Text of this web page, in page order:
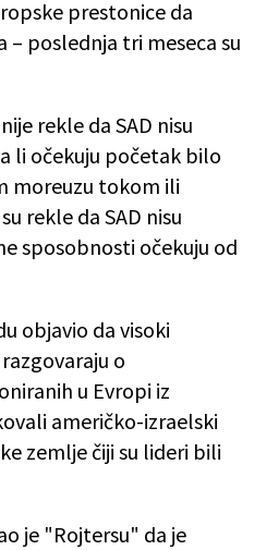
prestonice da
– poslednja tri meseca su
rekle da SAD nisu
li očekuju početak bilo
moreuzu tokom ili
rekle da SAD nisu
sposobnosti očekuju od
objavio da visoki
o
u Evropi iz
američko-izraelski
zemlje čiji su lideri bili
je "Rojtersu" da je